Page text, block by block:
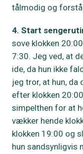
tålmodig og
4. Start
sove klokken
7:30. Jeg ved, at
ide, da hun ikke
jeg tror, at hun,
efter klokken
simpelthen for at
vækker hende
klokken 19:00 og
hun sandsynligvis